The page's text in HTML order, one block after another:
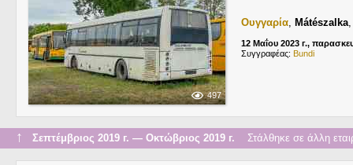
497
Ουγγαρία, Mátészalka
12 Μαΐου 2023 г.,
Συγγραφέας: Bundi
↑ Σεπτέμβριος 2019 г. — Οκτώβριος 2019 г. Στάλθηκε σε άλλη